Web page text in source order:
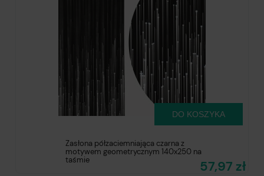
Zasłona półzaciemniająca czarna z
motywem geometrycznym 140x250 na
taśmie
57,97 zł
DO KOSZYKA